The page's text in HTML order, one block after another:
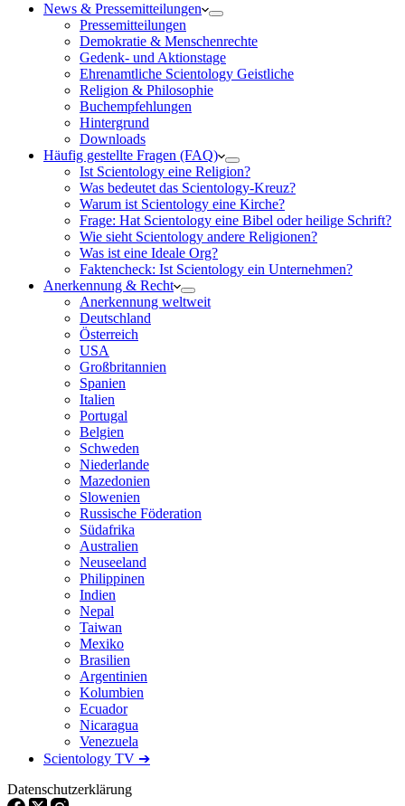
News & Pressemitteilungen
Pressemitteilungen
Demokratie & Menschenrechte
Gedenk- und Aktionstage
Ehrenamtliche Scientology Geistliche
Religion & Philosophie
Buchempfehlungen
Hintergrund
Downloads
Häufig gestellte Fragen (FAQ)
Ist Scientology eine Religion?
Was bedeutet das Scientology-Kreuz?
Warum ist Scientology eine Kirche?
Frage: Hat Scientology eine Bibel oder heilige Schrift?
Wie sieht Scientology andere Religionen?
Was ist eine Ideale Org?
Faktencheck: Ist Scientology ein Unternehmen?
Anerkennung & Recht
Anerkennung weltweit
Deutschland
Österreich
USA
Großbritannien
Spanien
Italien
Portugal
Belgien
Schweden
Niederlande
Mazedonien
Slowenien
Russische Föderation
Südafrika
Australien
Neuseeland
Philippinen
Indien
Nepal
Taiwan
Mexiko
Brasilien
Argentinien
Kolumbien
Ecuador
Nicaragua
Venezuela
Scientology TV ➔
Datenschutzerklärung